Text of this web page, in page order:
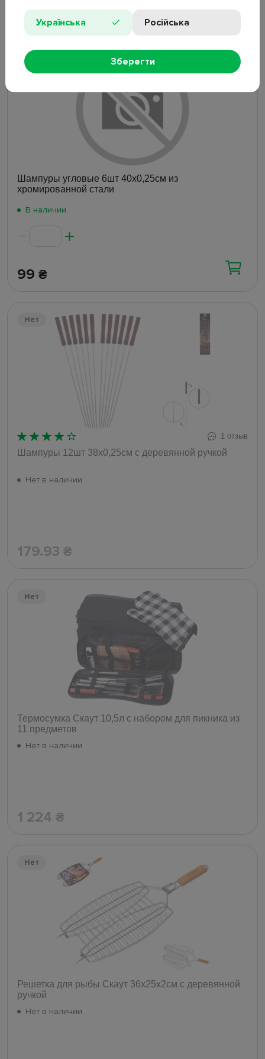
280₴
Новинка
Шампуры угловые 6шт 40х0,25см из
хромированной стали
В наличии
99 ₴
Нет
1 отзыв
Шампуры 12шт 38х0,25см с деревянной ручкой
Нет в наличии
179.93 ₴
Нет
Термосумка Скаут 10,5л с набором для пикника из
11 предметов
Нет в наличии
1 224 ₴
Нет
Решетка для рыбы Скаут 36х25х2см с деревянной
ручкой
Нет в наличии
Українська Російська
Зберегти